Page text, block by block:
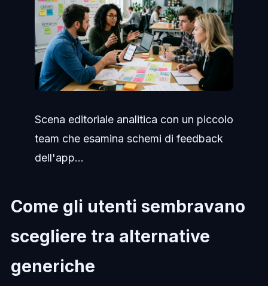
Scena editoriale analitica con un piccolo
team che esamina schemi di feedback
dell'app...
Come gli utenti sembravano
scegliere tra alternative
generiche